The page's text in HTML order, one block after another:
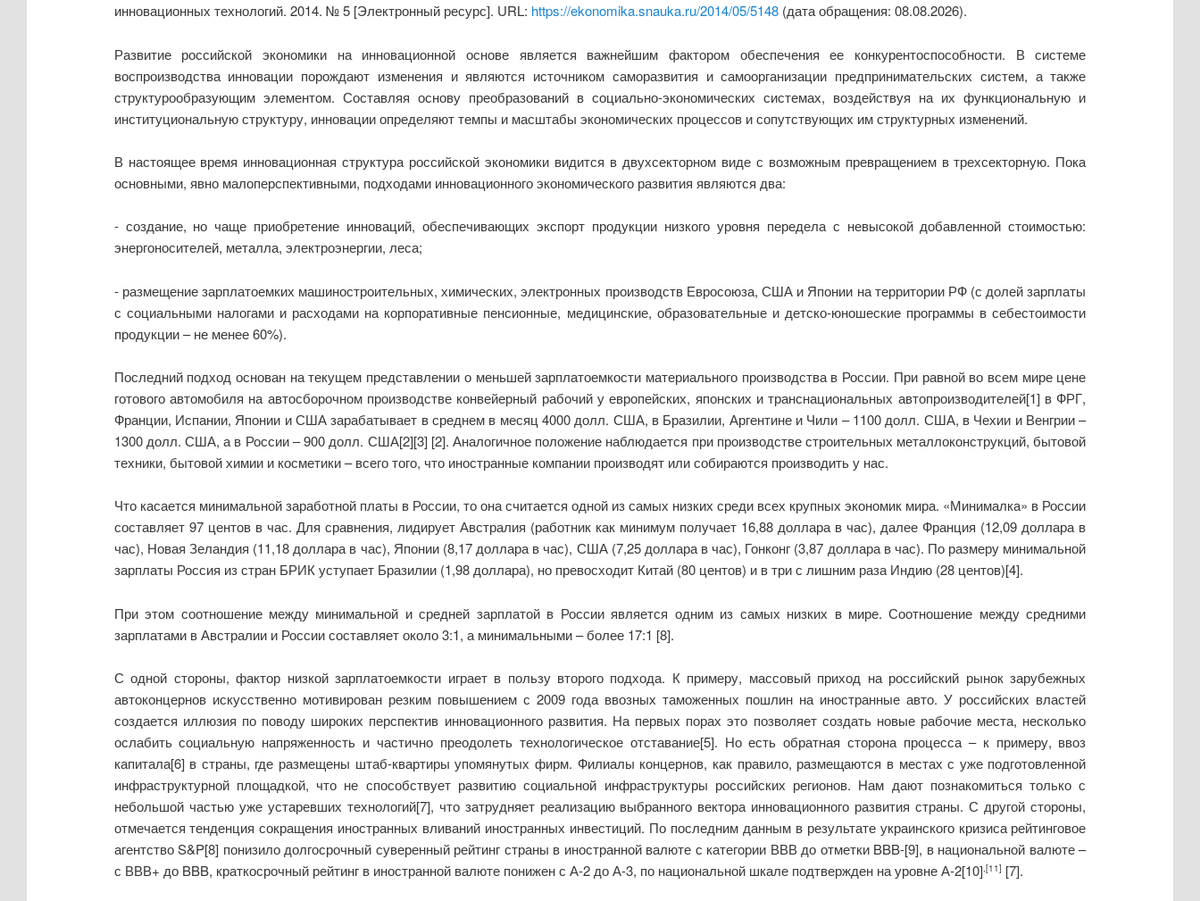
инновационных технологий. 2014. № 5 [Электронный ресурс]. URL: https://ekonomika.snauka.ru/2014/05/5148(дата обращения: 08.08.2026).
Развитие российской экономики на инновационной основе является важнейшим фактором обеспечения ее конкурентоспособности. В системе
воспроизводства инновации порождают изменения и являются источником саморазвития и самоорганизации предпринимательских систем, а также
структурообразующим элементом. Составляя основу преобразований в социально-экономических системах, воздействуя на их функциональную и
институциональную структуру, инновации определяют темпы и масштабы экономических процессов и сопутствующих им структурных изменений.
В настоящее время инновационная структура российской экономики видится в двухсекторном виде с возможным превращением в трехсекторную. Пока
основными, явно малоперспективными, подходами инновационного экономического развития являются два:
- создание, но чаще приобретение инноваций, обеспечивающих экспорт продукции низкого уровня передела с невысокой добавленной стоимостью:
энергоносителей, металла, электроэнергии, леса;
- размещение зарплатоемких машиностроительных, химических, электронных производств Евросоюза, США и Японии на территории РФ (с долей зарплаты
с социальными налогами и расходами на корпоративные пенсионные, медицинские, образовательные и детско-юношеские программы в себестоимости
продукции – не менее 60%).
Последний подход основан на текущем представлении о меньшей зарплатоемкости материального производства в России. При равной во всем мире цене
готового автомобиля на автосборочном производстве конвейерный рабочий у европейских, японских и транснациональных автопроизводителей[1] в ФРГ,
Франции, Испании, Японии и США зарабатывает в среднем в месяц 4000 долл. США, в Бразилии, Аргентине и Чили – 1100 долл. США, в Чехии и Венгрии –
1300 долл. США, а в России – 900 долл. США[2][3] [2]. Аналогичное положение наблюдается при производстве строительных металлоконструкций, бытовой
техники, бытовой химии и косметики – всего того, что иностранные компании производят или собираются производить у нас.
Что касается минимальной заработной платы в России, то она считается одной из самых низких среди всех крупных экономик мира. «Минималка» в России
составляет 97 центов в час. Для сравнения, лидирует Австралия (работник как минимум получает 16,88 доллара в час), далее Франция (12,09 доллара в
час), Новая Зеландия (11,18 доллара в час), Японии (8,17 доллара в час), США (7,25 доллара в час), Гонконг (3,87 доллара в час). По размеру минимальной
зарплаты Россия из стран БРИК уступает Бразилии (1,98 доллара), но превосходит Китай (80 центов) и в три с лишним раза Индию (28 центов)[4].
При этом соотношение между минимальной и средней зарплатой в России является одним из самых низких в мире. Соотношение между средними
зарплатами в Австралии и России составляет около 3:1, а минимальными – более 17:1 [8].
С одной стороны, фактор низкой зарплатоемкости играет в пользу второго подхода. К примеру, массовый приход на российский рынок зарубежных
автоконцернов искусственно мотивирован резким повышением с 2009 года ввозных таможенных пошлин на иностранные авто. У российских властей
создается иллюзия по поводу широких перспектив инновационного развития. На первых порах это позволяет создать новые рабочие места, несколько
ослабить социальную напряженность и частично преодолеть технологическое отставание[5]. Но есть обратная сторона процесса – к примеру, ввоз
капитала[6] в страны, где размещены штаб-квартиры упомянутых фирм. Филиалы концернов, как правило, размещаются в местах с уже подготовленной
инфраструктурной площадкой, что не способствует развитию социальной инфраструктуры российских регионов. Нам дают познакомиться только с
небольшой частью уже устаревших технологий[7], что затрудняет реализацию выбранного вектора инновационного развития страны. С другой стороны,
отмечается тенденция сокращения иностранных вливаний иностранных инвестиций. По последним данным в результате украинского кризиса рейтинговое
агентство S&P[8] понизило долгосрочный суверенный рейтинг страны в иностранной валюте с категории ВВВ до отметки BBB-[9], в национальной валюте –
с ВВВ+ до BBB, краткосрочный рейтинг в иностранной валюте понижен с А-2 до А-3, по национальной шкале подтвержден на уровне А-2[10],[11] [7].